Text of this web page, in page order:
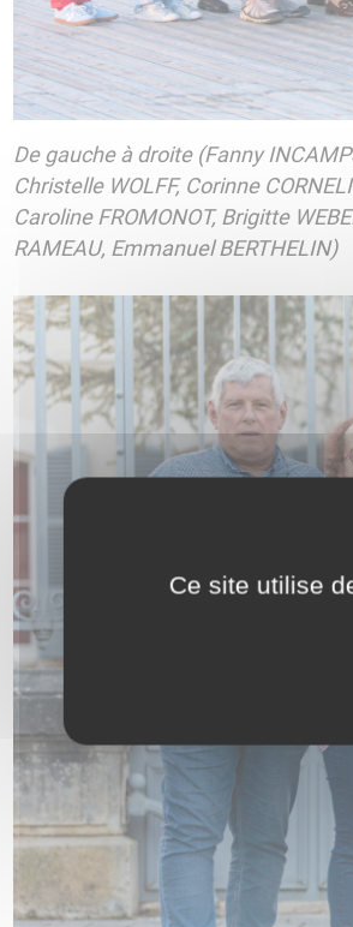
De gauche à droite (Fanny
Christelle WOLFF, Corinne
Caroline FROMONOT, Brigitte
RAMEAU, Emmanuel BERTHELIN)
Ce site utilise